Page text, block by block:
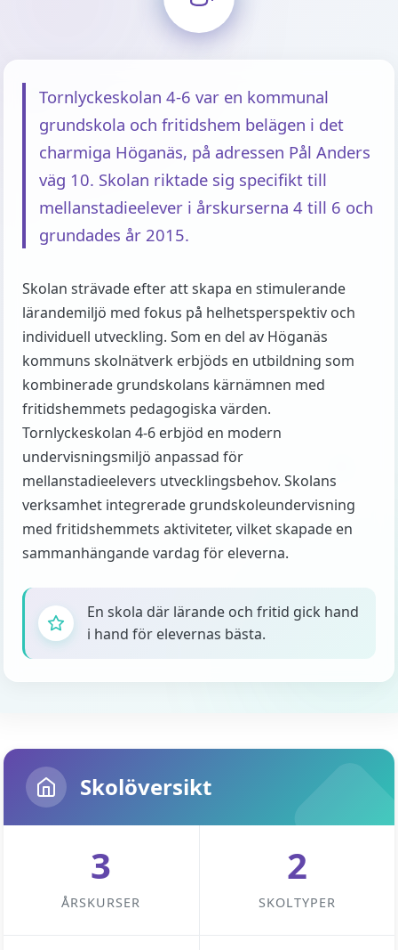
Tornlyckeskolan 4-6 var en kommunal
grundskola och fritidshem belägen i det
charmiga Höganäs, på adressen Pål Anders
väg 10. Skolan riktade sig specifikt till
mellanstadieelever i årskurserna 4 till 6 och
grundades år 2015.
Skolan strävade efter att skapa en stimulerande
lärandemiljö med fokus på helhetsperspektiv och
individuell utveckling. Som en del av Höganäs
kommuns skolnätverk erbjöds en utbildning som
kombinerade grundskolans kärnämnen med
fritidshemmets pedagogiska värden.
Tornlyckeskolan 4-6 erbjöd en modern
undervisningsmiljö anpassad för
mellanstadieelevers utvecklingsbehov. Skolans
verksamhet integrerade grundskoleundervisning
med fritidshemmets aktiviteter, vilket skapade en
sammanhängande vardag för eleverna.
En skola där lärande och fritid gick hand
i hand för elevernas bästa.
Skolöversikt
3
ÅRSKURSER
2
SKOLTYPER